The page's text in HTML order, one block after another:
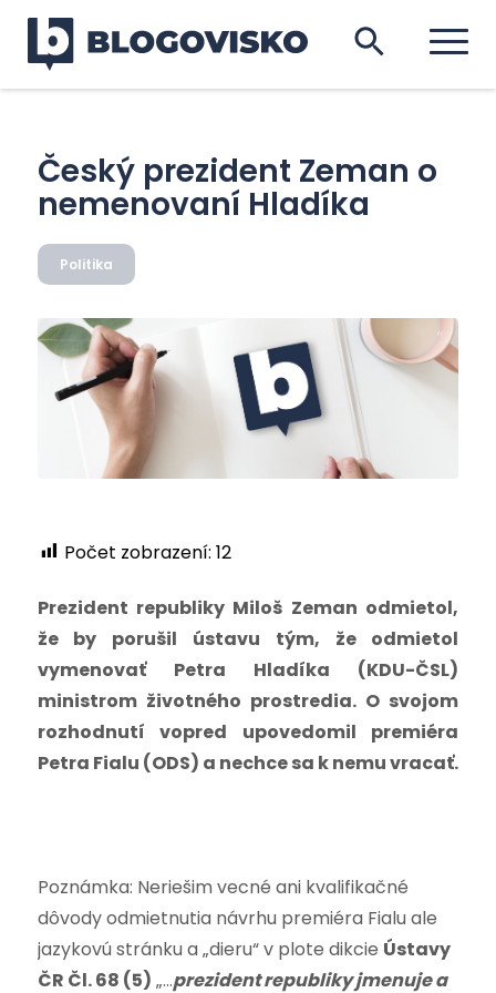
Český prezident Zeman o
nemenovaní Hladíka
Politika
Počet zobrazení: 12
Prezident republiky Miloš Zeman odmietol,
že by porušil ústavu tým, že odmietol
vymenovať Petra Hladíka (KDU-ČSL)
ministrom životného prostredia. O svojom
rozhodnutí vopred upovedomil premiéra
Petra Fialu (ODS) a nechce sa k nemu vracať.
Poznámka: Neriešim vecné ani kvalifikačné
dôvody odmietnutia návrhu premiéra Fialu ale
jazykovú stránku a „dieru“ v plote dikcie Ústavy
ČR Čl. 68 (5) „…prezident republiky jmenuje a